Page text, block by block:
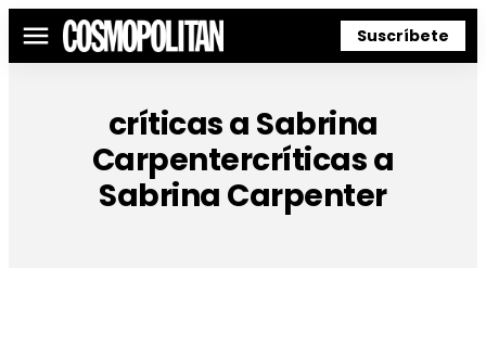
Menú Suscríbete
críticas a Sabrina
Carpentercríticas a
Sabrina Carpenter